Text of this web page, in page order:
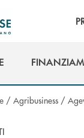
/ Agribusiness /